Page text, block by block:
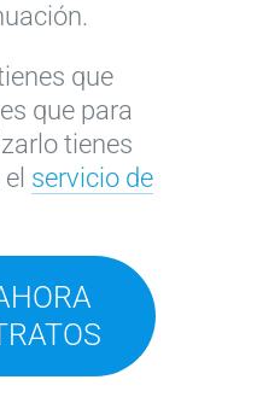
que
que para
tienes
servicio de